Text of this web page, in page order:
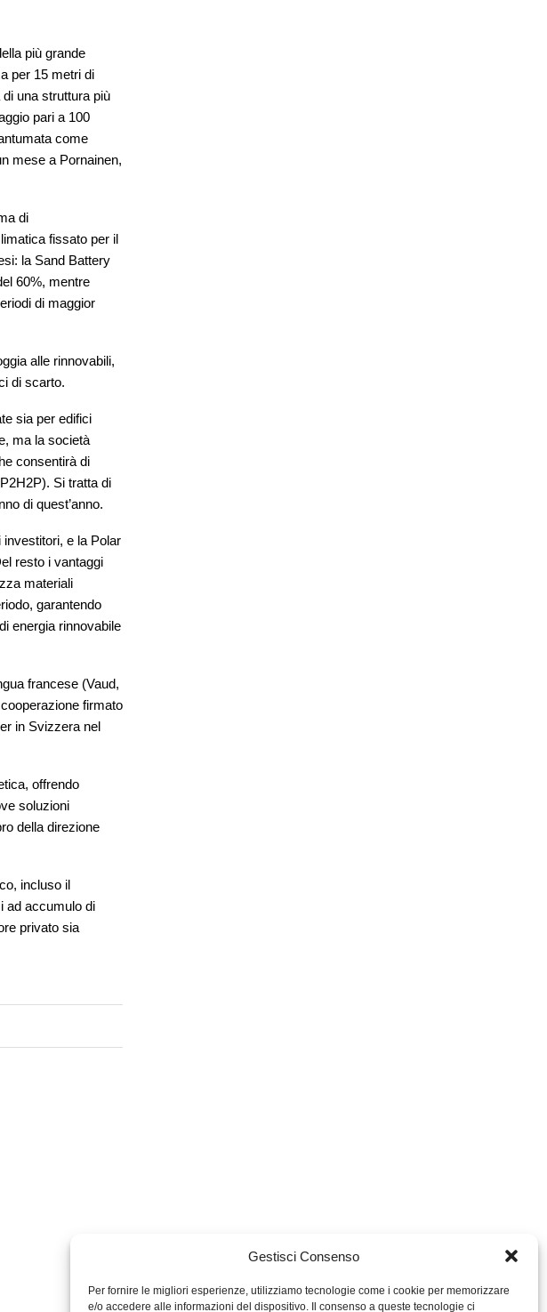
Gestisci Consenso
Per fornire le migliori esperienze, utilizziamo tecnologie come i cookie per memorizzare
e/o accedere alle informazioni del dispositivo. Il consenso a queste tecnologie ci
più grande
per 15 metri di
una struttura più
pari a 100
come
mese a Pornainen,
di
fissato per il
la Sand Battery
60%, mentre
di maggior
alle rinnovabili,
di scarto.
sia per edifici
ma la società
consentirà di
Si tratta di
di quest’anno.
investitori, e la Polar
resto i vantaggi
materiali
garantendo
energia rinnovabile
francese (Vaud,
firmato
in Svizzera nel
offrendo
soluzioni
della direzione
incluso il
ad accumulo di
privato sia